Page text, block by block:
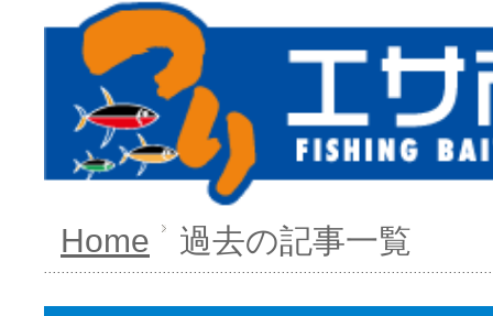
Home 過去の記事一覧